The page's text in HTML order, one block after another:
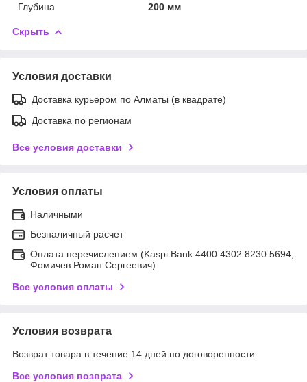
Глубина
200 мм
Скрыть
Условия доставки
Доставка курьером по Алматы (в квадрате)
Доставка по регионам
Все условия доставки
Условия оплаты
Наличными
Безналичный расчет
Оплата перечислением (Kaspi Bank 4400 4302 8230 5694,
Фомичев Роман Сергеевич)
Все условия оплаты
Условия возврата
Возврат товара в течение 14 дней по договоренности
Все условия возврата